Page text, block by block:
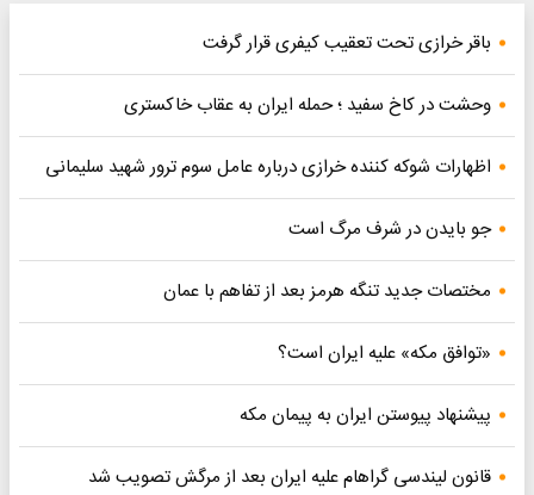
باقر خرازی تحت تعقیب کیفری قرار گرفت
وحشت در کاخ سفید ؛ حمله ایران به عقاب خاکستری
اظهارات شوکه کننده خرازی درباره عامل سوم ترور شهید سلیمانی
جو بایدن در شرف مرگ است
مختصات جدید تنگه هرمز بعد از تفاهم با عمان
«توافق مکه» علیه ایران است؟
پیشنهاد پیوستن ایران به پیمان مکه
قانون لیندسی گراهام علیه ایران بعد از مرگش تصویب شد